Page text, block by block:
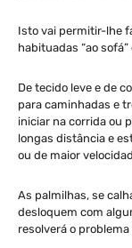
Isto vai permitir-lhe
habituadas “ao
De tecido leve e de
para caminhadas e
iniciar na corrida ou
longas distância e
ou de maior
As palmilhas, se
desloquem com
resolverá o